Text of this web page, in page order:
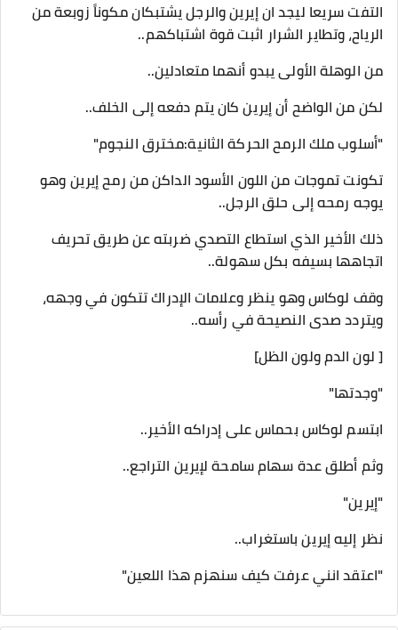
التفت سريعا ليجد ان إيرين والرجل يشتبكان مكوناً زوبعة من
الرياح، وتطاير الشرار اثبت قوة اشتباكهم..
من الوهلة الأولى يبدو أنهما متعادلين..
لكن من الواضح أن إيرين كان يتم دفعه إلى الخلف..
"أسلوب ملك الرمح الحركة الثانية:مخترق النجوم"
تكونت تموجات من اللون الأسود الداكن من رمح إيرين وهو
يوجه رمحه إلى حلق الرجل..
ذلك الأخير الذي استطاع التصدي ضربته عن طريق تحريف
اتجاهها بسيفه بكل سهولة..
وقف لوكاس وهو ينظر وعلامات الإدراك تتكون في وجهه،
ويتردد صدى النصيحة في رأسه..
[ لون الدم ولون الظل]
"وجدتها"
ابتسم لوكاس بحماس على إدراكه الأخير..
وثم أطلق عدة سهام سامحة لإيرين التراجع..
"إيرين"
نظر إليه إيرين باستغراب..
"اعتقد انني عرفت كيف سنهزم هذا اللعين"